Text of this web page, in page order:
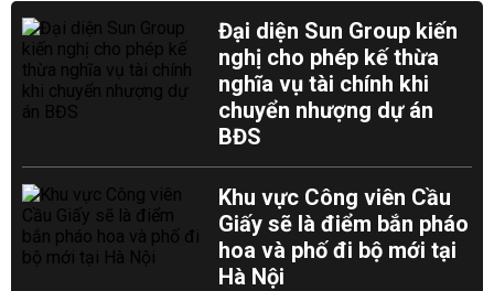
Đại diện Sun Group kiến
nghị cho phép kế thừa
nghĩa vụ tài chính khi
chuyển nhượng dự án
BĐS
Khu vực Công viên Cầu
Giấy sẽ là điểm bắn pháo
hoa và phố đi bộ mới tại
Hà Nội